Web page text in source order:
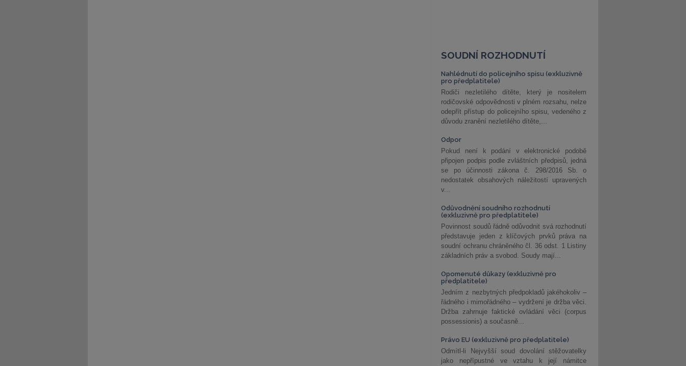
SOUDNÍ ROZHODNUTÍ
Nahlédnutí do policejního spisu (exkluzivně
pro předplatitele)
Rodiči nezletilého dítěte, který je nositelem
rodičovské odpovědnosti v plném rozsahu, nelze
odepřít přístup do policejního spisu, vedeného z
důvodu zranění nezletilého dítěte,...
Odpor
Pokud není k podání v elektronické podobě
připojen podpis podle zvláštních předpisů, jedná
se po účinnosti zákona č. 298/2016 Sb. o
nedostatek obsahových náležitostí upravených
v...
Odůvodnění soudního rozhodnutí
(exkluzivně pro předplatitele)
Povinnost soudů řádně odůvodnit svá rozhodnutí
představuje jeden z klíčových prvků práva na
soudní ochranu chráněného čl. 36 odst. 1 Listiny
základních práv a svobod. Soudy mají...
Opomenuté důkazy (exkluzivně pro
předplatitele)
Jedním z nezbytných předpokladů jakéhokoliv –
řádného i mimořádného – vydržení je držba věci.
Držba zahrnuje faktické ovládání věci (corpus
possessionis) a současně...
Právo EU (exkluzivně pro předplatitele)
Odmítl-li Nejvyšší soud dovolání stěžovatelky
jako nepřípustné ve vztahu k její námitce